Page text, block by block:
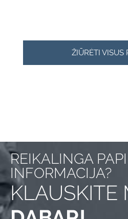
ŽIŪRĖTI VISUS
REIKALINGA
INFORMACIJA?
KLAUSKITE